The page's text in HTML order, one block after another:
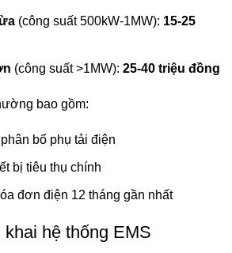
(công suất 500kW-1MW): 15-25
(công suất >1MW): 25-40 triệu đồng
bao gồm:
bố phụ tải điện
bị tiêu thụ chính
đơn điện 12 tháng gần nhất
hệ thống EMS